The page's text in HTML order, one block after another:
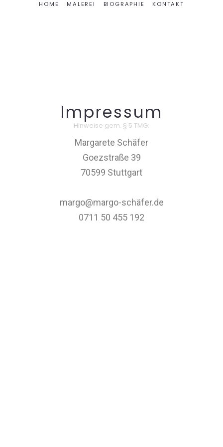
HOME MALEREI BIOGRAPHIE KONTAKT
Impressum
Hinweise gem. § 5 TMG:
Margarete Schäfer
Goezstraße 39
70599 Stuttgart
margo@margo-schäfer.de
0711 50 455 192